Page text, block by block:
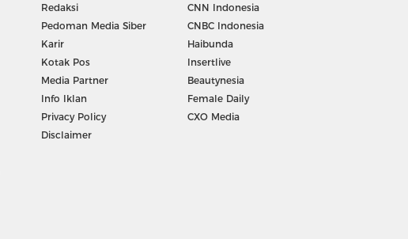
Redaksi
Pedoman Media Siber
Karir
Kotak Pos
Media Partner
Info Iklan
Privacy Policy
Disclaimer
CNN Indonesia
CNBC Indonesia
Haibunda
Insertlive
Beautynesia
Female Daily
CXO Media